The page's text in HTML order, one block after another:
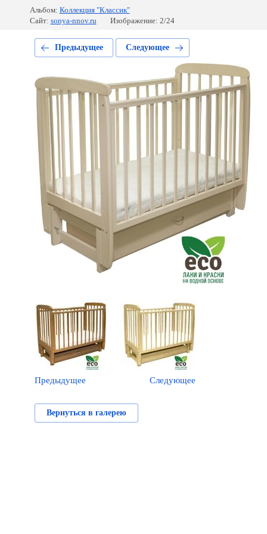
Альбом: Коллекция "Классик"
Сайт: sonya-nnov.ru Изображение: 2/24
Предыдущее Следующее
Предыдущее Следующее
Вернуться в галерею